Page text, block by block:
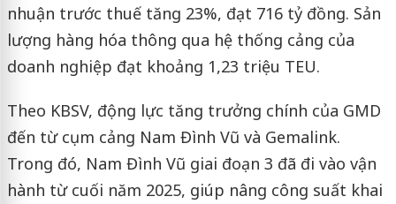
nhuận trước thuế tăng 23%, đạt 716 tỷ đồng. Sản
lượng hàng hóa thông qua hệ thống cảng của
doanh nghiệp đạt khoảng 1,23 triệu TEU.
Theo KBSV, động lực tăng trưởng chính của GMD
đến từ cụm cảng Nam Đình Vũ và Gemalink.
Trong đó, Nam Đình Vũ giai đoạn 3 đã đi vào vận
hành từ cuối năm 2025, giúp nâng công suất khai